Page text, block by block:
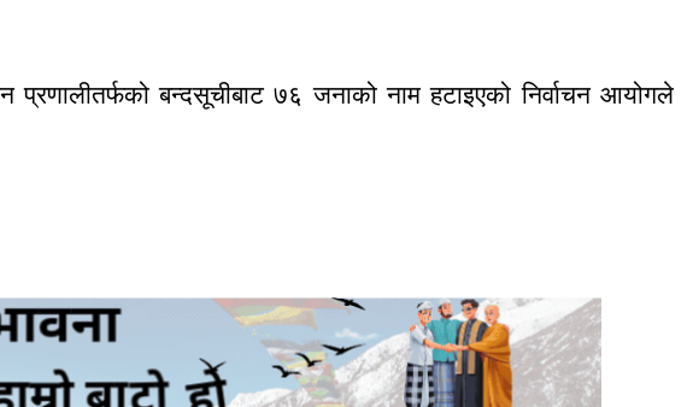
प्रणालीतर्फको बन्दसूचीबाट ७६ जनाको नाम हटाइएको निर्वाचन आयोगले